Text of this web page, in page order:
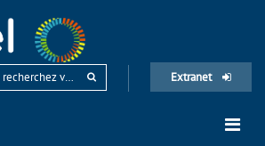
Extranet